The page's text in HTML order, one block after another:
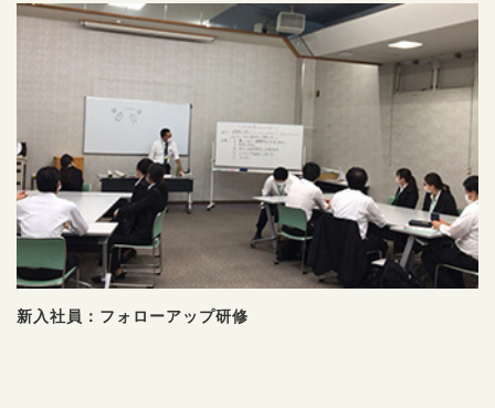
新入社員：フォローアップ研修